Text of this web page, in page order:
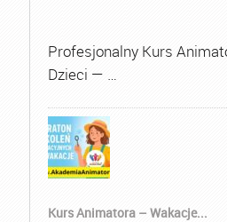
Profesjonalny Kurs
Dzieci — …
Kurs Animatora – Wakacje...